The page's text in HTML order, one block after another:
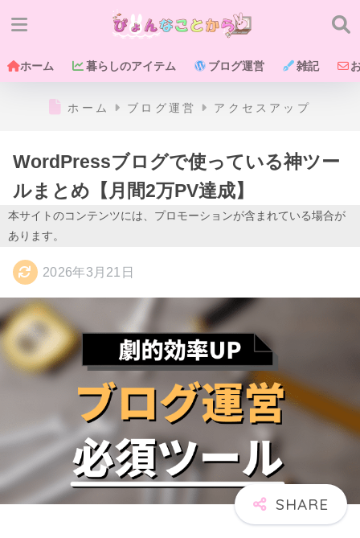
ホーム 暮らしのアイテム ブログ運営 雑記
ホーム ブログ運営 アクセスアップ
WordPressブログで使っている神ツー
ルまとめ【月間2万PV達成】
本サイトのコンテンツには、プロモーションが含まれている場合が
あります。
2026年3月21日